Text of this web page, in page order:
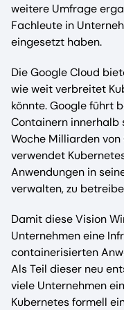
weitere Umfrage
Fachleute in
eingesetzt haben.
Die Google Cloud
wie weit verbreitet
könnte. Google führt
Containern innerhalb
Woche Milliarden
verwendet
Anwendungen in
verwalten, zu
Damit diese Vision
Unternehmen eine
containerisierten
Als Teil dieser neu
viele Unternehmen
Kubernetes formell